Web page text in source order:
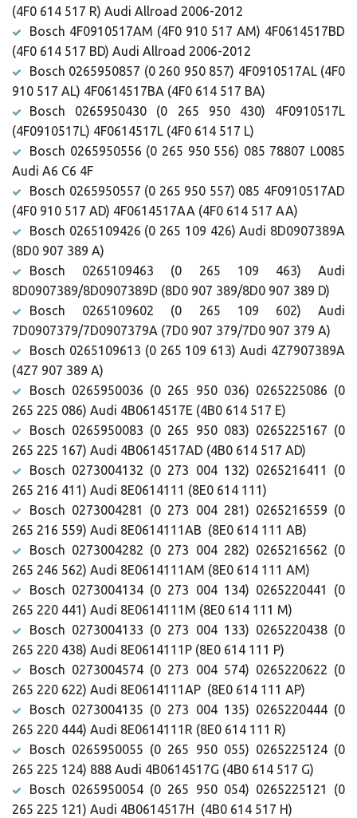
(4F0 614 517 R) Audi Allroad 2006-2012
Bosch 4F0910517AM (4F0 910 517 AM) 4F0614517BD
(4F0 614 517 BD) Audi Allroad 2006-2012
Bosch 0265950857 (0 260 950 857) 4F0910517AL (4F0
910 517 AL) 4F0614517BA (4F0 614 517 BA)
Bosch 0265950430 (0 265 950 430) 4F0910517L
(4F0910517L) 4F0614517L (4F0 614 517 L)
Bosch 0265950556 (0 265 950 556) 085 78807 L0085
Audi A6 C6 4F
Bosch 0265950557 (0 265 950 557) 085 4F0910517AD
(4F0 910 517 AD) 4F0614517AA (4F0 614 517 AA)
Bosch 0265109426 (0 265 109 426) Audi 8D0907389A
(8D0 907 389 A)
Bosch 0265109463 (0 265 109 463) Audi
8D0907389/8D0907389D (8D0 907 389/8D0 907 389 D)
Bosch 0265109602 (0 265 109 602) Audi
7D0907379/7D0907379A (7D0 907 379/7D0 907 379 A)
Bosch 0265109613 (0 265 109 613) Audi 4Z7907389A
(4Z7 907 389 A)
Bosch 0265950036 (0 265 950 036) 0265225086 (0
265 225 086) Audi 4B0614517E (4B0 614 517 E)
Bosch 0265950083 (0 265 950 083) 0265225167 (0
265 225 167) Audi 4B0614517AD (4B0 614 517 AD)
Bosch 0273004132 (0 273 004 132) 0265216411 (0
265 216 411) Audi 8E0614111 (8E0 614 111)
Bosch 0273004281 (0 273 004 281) 0265216559 (0
265 216 559) Audi 8E0614111AB (8E0 614 111 AB)
Bosch 0273004282 (0 273 004 282) 0265216562 (0
265 246 562) Audi 8E0614111AM (8E0 614 111 AM)
Bosch 0273004134 (0 273 004 134) 0265220441 (0
265 220 441) Audi 8E0614111M (8E0 614 111 M)
Bosch 0273004133 (0 273 004 133) 0265220438 (0
265 220 438) Audi 8E0614111P (8E0 614 111 P)
Bosch 0273004574 (0 273 004 574) 0265220622 (0
265 220 622) Audi 8E0614111AP (8E0 614 111 AP)
Bosch 0273004135 (0 273 004 135) 0265220444 (0
265 220 444) Audi 8E0614111R (8E0 614 111 R)
Bosch 0265950055 (0 265 950 055) 0265225124 (0
265 225 124) 888 Audi 4B0614517G (4B0 614 517 G)
Bosch 0265950054 (0 265 950 054) 0265225121 (0
265 225 121) Audi 4B0614517H (4B0 614 517 H)